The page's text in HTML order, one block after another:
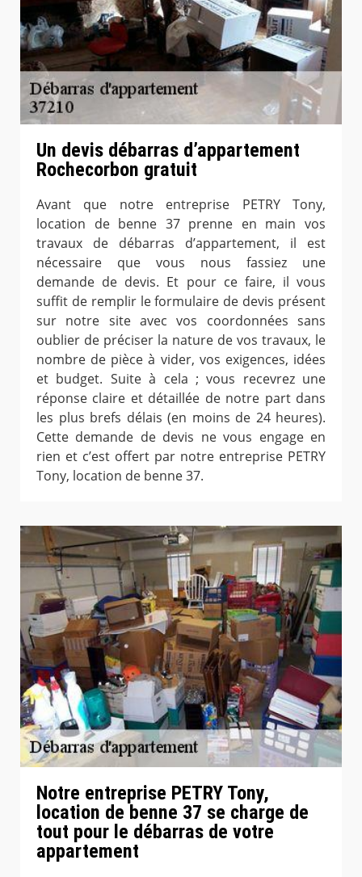
Un devis débarras d’appartement
Rochecorbon gratuit
Avant que notre entreprise PETRY Tony,
location de benne 37 prenne en main vos
travaux de débarras d’appartement, il est
nécessaire que vous nous fassiez une
demande de devis. Et pour ce faire, il vous
suffit de remplir le formulaire de devis présent
sur notre site avec vos coordonnées sans
oublier de préciser la nature de vos travaux, le
nombre de pièce à vider, vos exigences, idées
et budget. Suite à cela ; vous recevrez une
réponse claire et détaillée de notre part dans
les plus brefs délais (en moins de 24 heures).
Cette demande de devis ne vous engage en
rien et c’est offert par notre entreprise PETRY
Tony, location de benne 37.
Notre entreprise PETRY Tony,
location de benne 37 se charge de
tout pour le débarras de votre
appartement